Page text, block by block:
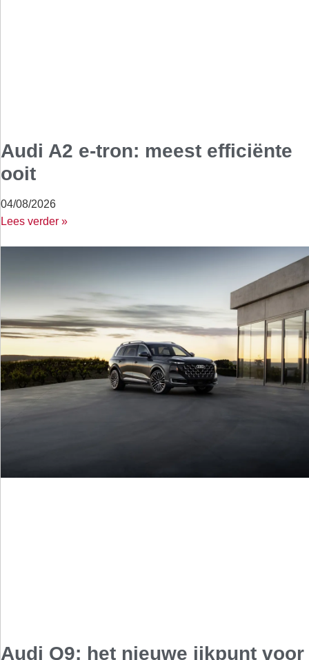
Audi A2 e-tron: meest efficiënte
ooit
04/08/2026
Lees verder »
Audi Q9: het nieuwe ijkpunt voor